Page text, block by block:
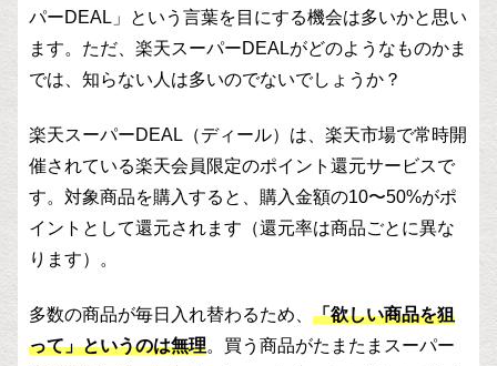
パーDEAL」という言葉を目にする機会は多いかと思い
ます。ただ、楽天スーパーDEALがどのようなものかま
では、知らない人は多いのでないでしょうか？
楽天スーパーDEAL（ディール）は、楽天市場で常時開
催されている楽天会員限定のポイント還元サービスで
す。対象商品を購入すると、購入金額の10〜50%がポ
イントとして還元されます（還元率は商品ごとに異な
ります）。
多数の商品が毎日入れ替わるため、 「欲しい商品を狙
って」というのは無理。買う商品がたまたまスーパー